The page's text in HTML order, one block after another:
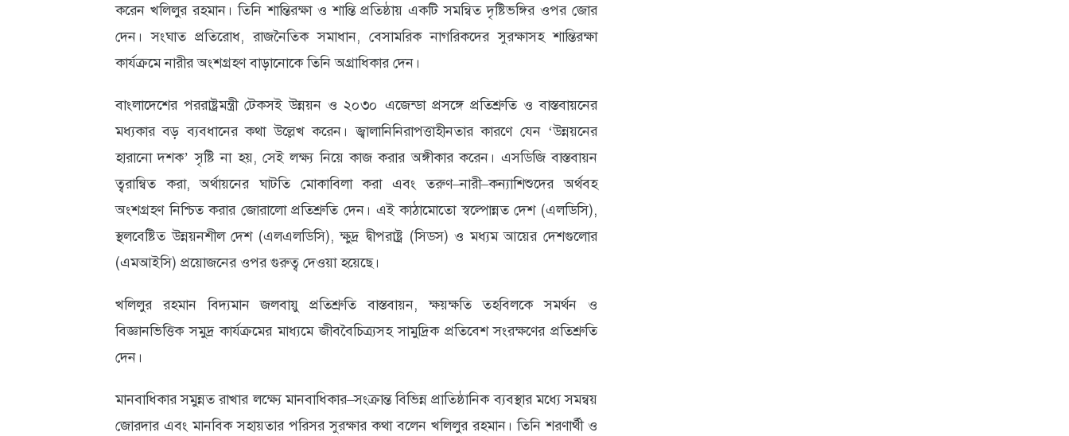
করেন খলিলুর রহমান। তিনি শান্তিরক্ষা ও শান্তি প্রতিষ্ঠায় একটি সমন্বিত দৃষ্টিভঙ্গির ওপর জোর
দেন। সংঘাত প্রতিরোধ, রাজনৈতিক সমাধান, বেসামরিক নাগরিকদের সুরক্ষাসহ শান্তিরক্ষা
কার্যক্রমে নারীর অংশগ্রহণ বাড়ানোকে তিনি অগ্রাধিকার দেন।
বাংলাদেশের পররাষ্ট্রমন্ত্রী টেকসই উন্নয়ন ও ২০৩০ এজেন্ডা প্রসঙ্গে প্রতিশ্রুতি ও বাস্তবায়নের
মধ্যকার বড় ব্যবধানের কথা উল্লেখ করেন। জ্বালানিনিরাপত্তাহীনতার কারণে যেন ‘উন্নয়নের
হারানো দশক’ সৃষ্টি না হয়, সেই লক্ষ্য নিয়ে কাজ করার অঙ্গীকার করেন। এসডিজি বাস্তবায়ন
ত্বরান্বিত করা, অর্থায়নের ঘাটতি মোকাবিলা করা এবং তরুণ–নারী–কন্যাশিশুদের অর্থবহ
অংশগ্রহণ নিশ্চিত করার জোরালো প্রতিশ্রুতি দেন। এই কাঠামোতো স্বল্পোন্নত দেশ (এলডিসি),
স্থলবেষ্টিত উন্নয়নশীল দেশ (এলএলডিসি), ক্ষুদ্র দ্বীপরাষ্ট্র (সিডস) ও মধ্যম আয়ের দেশগুলোর
(এমআইসি) প্রয়োজনের ওপর গুরুত্ব দেওয়া হয়েছে।
খলিলুর রহমান বিদ্যমান জলবায়ু প্রতিশ্রুতি বাস্তবায়ন, ক্ষয়ক্ষতি তহবিলকে সমর্থন ও
বিজ্ঞানভিত্তিক সমুদ্র কার্যক্রমের মাধ্যমে জীববৈচিত্র্যসহ সামুদ্রিক প্রতিবেশ সংরক্ষণের প্রতিশ্রুতি
দেন।
মানবাধিকার সমুন্নত রাখার লক্ষ্যে মানবাধিকার–সংক্রান্ত বিভিন্ন প্রাতিষ্ঠানিক ব্যবস্থার মধ্যে সমন্বয়
জোরদার এবং মানবিক সহায়তার পরিসর সুরক্ষার কথা বলেন খলিলুর রহমান। তিনি শরণার্থী ও